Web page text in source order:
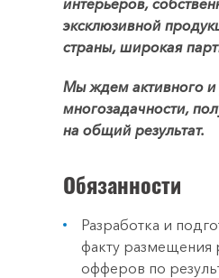
интерьеров,
эксклюзивной
страны, широкая
Мы ждем активного и
многозадачности,
на общий результат.
Обязанности
Разработка и
факту размещения
офферов по